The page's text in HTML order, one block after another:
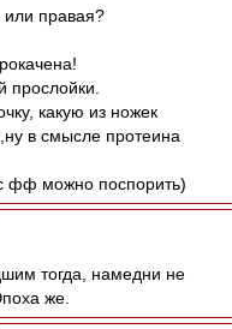
или правая?
прослойки.
какую из ножек
в смысле протеина
фф можно поспорить)
тогда, намедни не
же.